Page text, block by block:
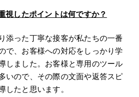
視したポイントは何ですか？
添った丁寧な接客が私たちの一番
で、お客様への対応をしっかり学
しました。お客様と専用のツール
いので、その際の文面や返答スピ
したと思います。